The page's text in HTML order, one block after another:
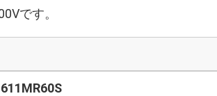
です。